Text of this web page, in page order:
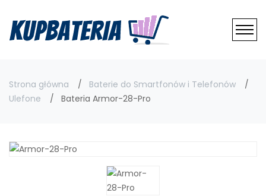
Strona główna
Baterie do Smartfonów i Telefonów
Ulefone
Bateria Armor-28-Pro